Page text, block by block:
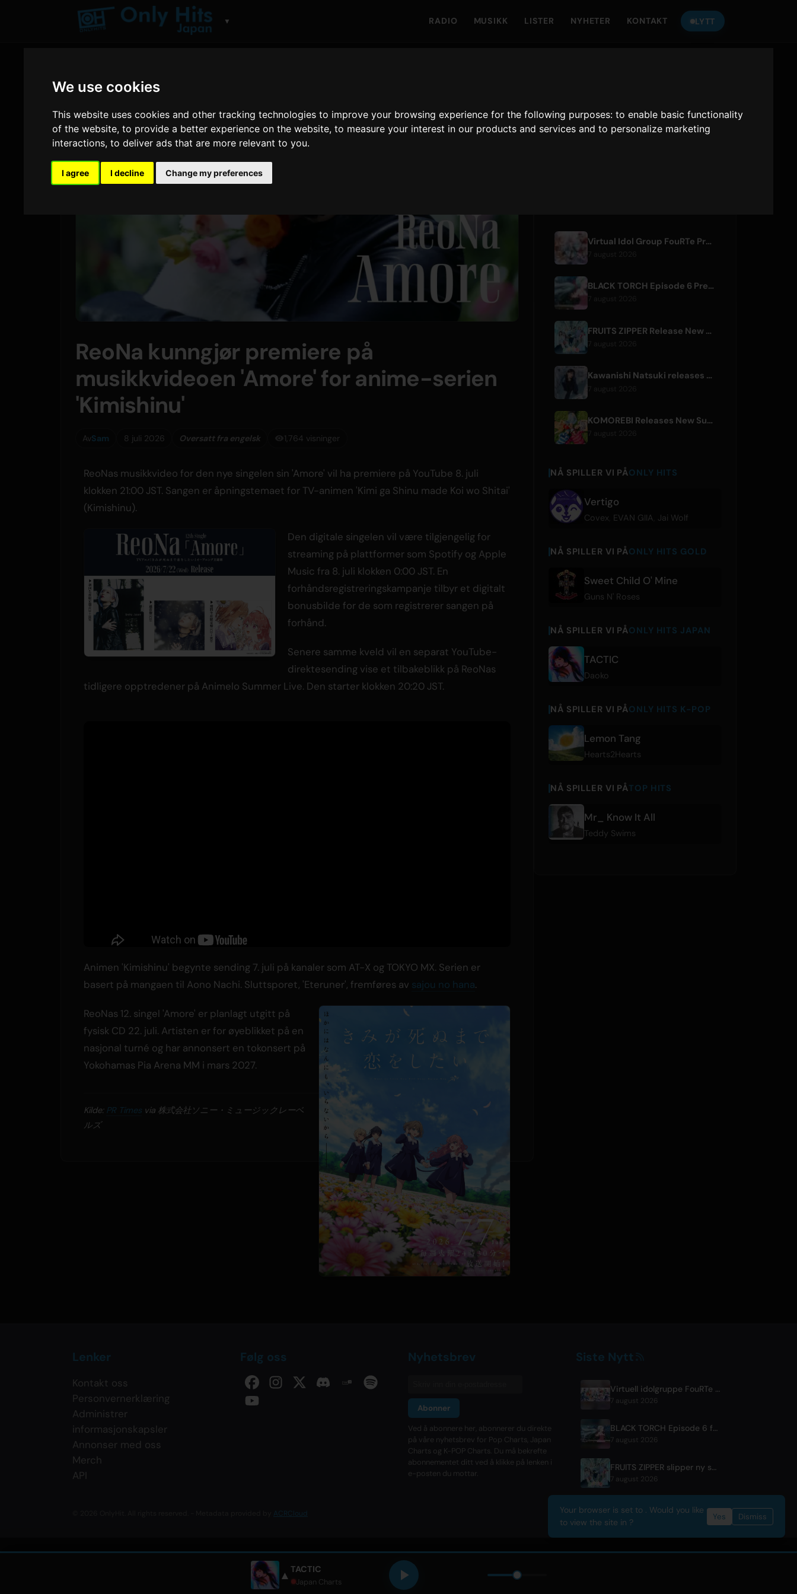
We use cookies
This website uses cookies and other tracking technologies to improve your browsing experience for the following purposes:to enable basic functionality
of the website,to provide a better experience on the website,to measure your interest in our products and services and to personalize marketing
interactions,to deliver ads that are more relevant to you.
I agree I decline Change my preferences
▼ RADIO MUSIKK LISTER NYHETER KONTAKT LYTT
ReoNa kunngjør premiere på
musikkvideoen 'Amore' for anime-serien
'Kimishinu'
AvSam 8 juli 2026 Oversatt fra engelsk 1,764 visninger
ReoNas musikkvideo for den nye singelen sin 'Amore' vil ha premiere på YouTube 8. juli
klokken 21:00 JST. Sangen er åpningstemaet for TV-animen 'Kimi ga Shinu made Koi wo Shitai'
(Kimishinu).
Den digitale singelen vil være tilgjengelig for
streaming på plattformer som Spotify og Apple
Music fra 8. juli klokken 0:00 JST. En
forhåndsregistreringskampanje tilbyr et digitalt
bonusbilde for de som registrerer sangen på
forhånd.
Senere samme kveld vil en separat YouTube-
direktesending vise et tilbakeblikk på ReoNas
tidligere opptredener på Animelo Summer Live. Den starter klokken 20:20 JST.
Animen 'Kimishinu' begynte sending 7. juli på kanaler som AT-X og TOKYO MX. Serien er
basert på mangaen til Aono Nachi. Sluttsporet, 'Eteruner', fremføres av sajou no hana.
ReoNas 12. singel 'Amore' er planlagt utgitt på
fysisk CD 22. juli. Artisten er for øyeblikket på en
nasjonal turné og har annonsert en tokonsert på
Yokohamas Pia Arena MM i mars 2027.
Kilde: PR Times via 株式会社ソニー・ミュージックレーベ
ルズ
Only Hits Japan
Virtual Idol Group FouRTe Project Debuts with 'ALL IN' Album Produced by m-flo's ☆Taku Takahashi
7 august 2026
BLACK TORCH Episode 6 Preview and Streaming Details
FRUITS ZIPPER Release New Collaboration Song '1,2,3,FOOOOUR'
Kawanishi Natsuki releases digital single 'Sayonara wa Ichiban Kirei na Atashi de'
KOMOREBI Releases New Summer Single 'Letsu Natsu'
7 august 2026
NÅ SPILLER VI PÅONLY HITS
Vertigo
Covex EVAN GIIA Jai Wolf
NÅ SPILLER VI PÅONLY HITS GOLD
Sweet Child O' Mine
Guns N' Roses
NÅ SPILLER VI PÅONLY HITS JAPAN
TACTIC
Daoko
NÅ SPILLER VI PÅONLY HITS K-POP
Lemon Tang
Hearts2Hearts
NÅ SPILLER VI PÅTOP HITS
Mr_ Know It All
Teddy Swims
Lenker
Kontakt oss
Personvernerklæring
Administrer
informasjonskapsler
Annonser med oss
Merch
API
Følg oss Nyhetsbrev
Abonner
Ved å abonnere her, abonnerer du direkte
på våre nyhetsbrev for Pop Charts, Japan
Charts og K-POP Charts. Du må bekrefte
abonnementet ditt ved å klikke på lenken i
e-posten du mottar.
Siste Nytt
Virtuell idolgruppe FouRTe Project debuterer med 'ALL IN'-album produsert av m-flos ☆Taku Takahashi
7 august 2026
BLACK TORCH Episode 6 forhåndsvisning og strømmedetaljer
7 august 2026
FRUITS ZIPPER slipper ny samarbeidssang '1,2,3,FOOOOUR'
7 august 2026
ACRCloud
▲ TACTIC
• Only Hits Japan • Japan Charts
Your browser is set to . Would you like
to view the site in ?
Yes Dismiss